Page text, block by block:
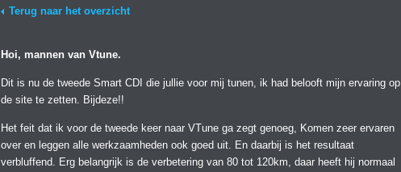
Terug naar het overzicht
Hoi, mannen van Vtune.
Dit is nu de tweede Smart CDI die jullie voor mij tunen, ik had belooft mijn ervaring op
de site te zetten. Bijdeze!!
Het feit dat ik voor de tweede keer naar VTune ga zegt genoeg, Komen zeer ervaren
over en leggen alle werkzaamheden ook goed uit. En daarbij is het resultaat
verbluffend. Erg belangrijk is de verbetering van 80 tot 120km, daar heeft hij normaal